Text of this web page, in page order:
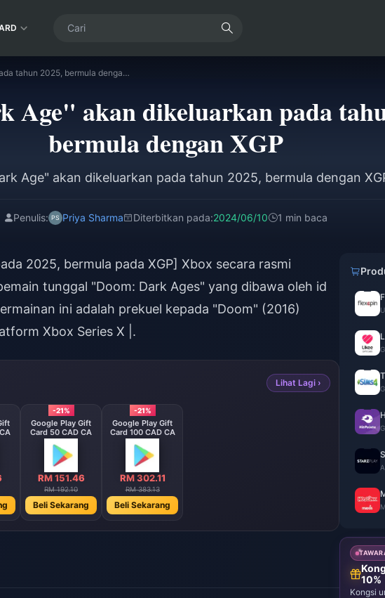
"Doom: Dark Age" akan dikeluarkan pada tahun 2025, bermula dengan XGP
Age" akan dikeluarkan pada
bermula dengan XGP
Age" akan dikeluarkan pada tahun 2025, bermula dengan
Penulis: Priya Sharma Diterbitkan pada:2024/06/10 1 min baca
2025, bermula pada XGP] Xbox secara rasmi
tunggal "Doom: Dark Ages" yang dibawa oleh id
ini adalah prekuel kepada "Doom" (2016)
Xbox Series X |.
Lihat Lagi ›
-21%
Google Play Gift
Card 50 CAD CA
RM 151.46
RM 192.10
Beli Sekarang
-21%
Google Play Gift
Card 100 CAD CA
RM 302.11
RM 383.13
Beli Sekarang
10%
Kongsi